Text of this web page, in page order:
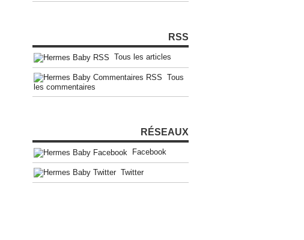
RSS
Tous les articles
Tous
les commentaires
RÉSEAUX
Facebook
Twitter